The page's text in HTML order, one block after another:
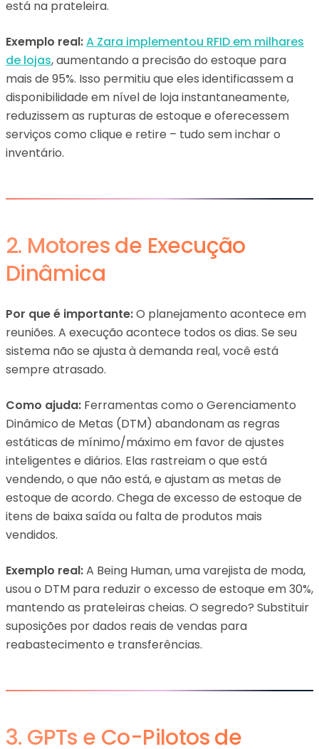
está na prateleira.
Exemplo real:A Zara implementou RFID em milhares
de lojas, aumentando a precisão do estoque para
mais de 95%. Isso permitiu que eles identificassem a
disponibilidade em nível de loja instantaneamente,
reduzissem as rupturas de estoque e oferecessem
serviços como clique e retire – tudo sem inchar o
inventário.
2. Motores de Execução
Dinâmica
Por que é importante:O planejamento acontece em
reuniões. A execução acontece todos os dias. Se seu
sistema não se ajusta à demanda real, você está
sempre atrasado.
Como ajuda: Ferramentas como o Gerenciamento
Dinâmico de Metas (DTM) abandonam as regras
estáticas de mínimo/máximo em favor de ajustes
inteligentes e diários. Elas rastreiam o que está
vendendo, o que não está, e ajustam as metas de
estoque de acordo. Chega de excesso de estoque de
itens de baixa saída ou falta de produtos mais
vendidos.
Exemplo real:A Being Human, uma varejista de moda,
usou o DTM para reduzir o excesso de estoque em 30%,
mantendo as prateleiras cheias. O segredo? Substituir
suposições por dados reais de vendas para
reabastecimento e transferências.
3. GPTs e Co-Pilotos de